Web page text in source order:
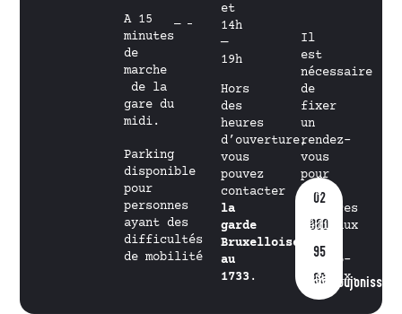
A 15
minutes
de
marche
de la
gare du
midi.
Parking
disponible
pour
personnes
ayant des
difficultés
de mobilité
et
14h
—
19h
Hors
des
heures
d’ouverture,
vous
pouvez
contacter
la
garde
Bruxelloise
au
1733 .
02
880
95
60
Il
est
nécessaire
de
fixer
un
rendez-
vous
pour
les
services
médicaux
et
psycho-
sociaux.